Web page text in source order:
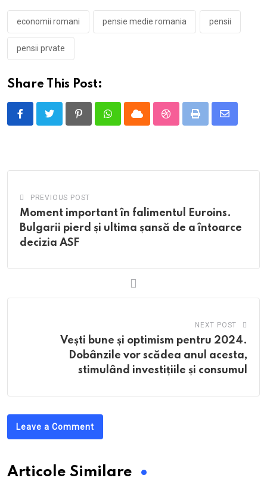
economii romani pensie medie romania pensii
pensii prvate
Share This Post:
PinterestWhatsappCloud StumbleUpon
Print
Share
PREVIOUS POST
Moment important în falimentul Euroins.
Bulgarii pierd și ultima șansă de a întoarce
decizia ASF
NEXT POST
Vești bune și optimism pentru 2024.
Dobânzile vor scădea anul acesta,
stimulând investițiile și consumul
Leave a Comment
Articole Similare